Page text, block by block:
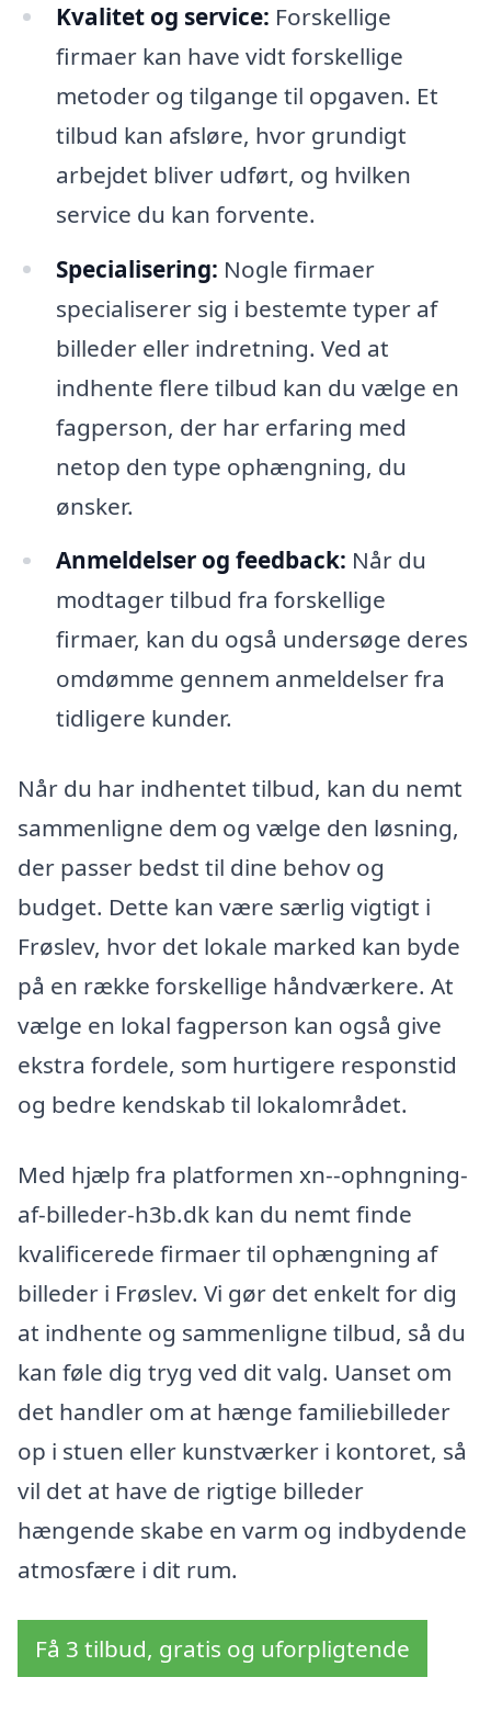
Kvalitet og service: Forskellige
firmaer kan have vidt forskellige
metoder og tilgange til opgaven. Et
tilbud kan afsløre, hvor grundigt
arbejdet bliver udført, og hvilken
service du kan forvente.
Specialisering: Nogle firmaer
specialiserer sig i bestemte typer af
billeder eller indretning. Ved at
indhente flere tilbud kan du vælge en
fagperson, der har erfaring med
netop den type ophængning, du
ønsker.
Anmeldelser og feedback: Når du
modtager tilbud fra forskellige
firmaer, kan du også undersøge deres
omdømme gennem anmeldelser fra
tidligere kunder.
Når du har indhentet tilbud, kan du nemt
sammenligne dem og vælge den løsning,
der passer bedst til dine behov og
budget. Dette kan være særlig vigtigt i
Frøslev, hvor det lokale marked kan byde
på en række forskellige håndværkere. At
vælge en lokal fagperson kan også give
ekstra fordele, som hurtigere responstid
og bedre kendskab til lokalområdet.
Med hjælp fra platformen xn--ophngning-
af-billeder-h3b.dk kan du nemt finde
kvalificerede firmaer til ophængning af
billeder i Frøslev. Vi gør det enkelt for dig
at indhente og sammenligne tilbud, så du
kan føle dig tryg ved dit valg. Uanset om
det handler om at hænge familiebilleder
op i stuen eller kunstværker i kontoret, så
vil det at have de rigtige billeder
hængende skabe en varm og indbydende
atmosfære i dit rum.
Få 3 tilbud, gratis og uforpligtende